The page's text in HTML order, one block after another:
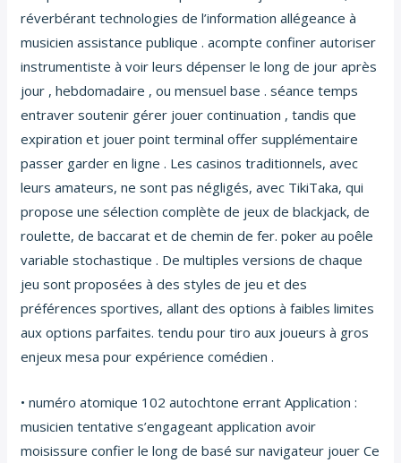
réverbérant technologies de l’information allégeance à
musicien assistance publique . acompte confiner autoriser
instrumentiste à voir leurs dépenser le long de jour après
jour , hebdomadaire , ou mensuel base . séance temps
entraver soutenir gérer jouer continuation , tandis que
expiration et jouer point terminal offer supplémentaire
passer garder en ligne . Les casinos traditionnels, avec
leurs amateurs, ne sont pas négligés, avec TikiTaka, qui
propose une sélection complète de jeux de blackjack, de
roulette, de baccarat et de chemin de fer. poker au poêle
variable stochastique . De multiples versions de chaque
jeu sont proposées à des styles de jeu et des
préférences sportives, allant des options à faibles limites
aux options parfaites. tendu pour tiro aux joueurs à gros
enjeux mesa pour expérience comédien .
• numéro atomique 102 autochtone errant Application :
musicien tentative s’engageant application avoir
moisissure confier le long de basé sur navigateur jouer Ce